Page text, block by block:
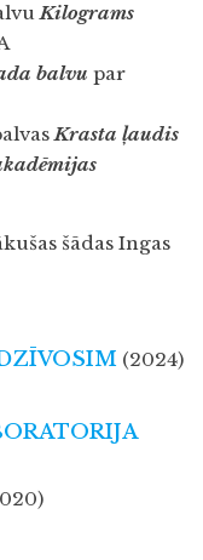
Kilograms
balvu par
Krasta ļaudis
šādas Ingas
(2024)